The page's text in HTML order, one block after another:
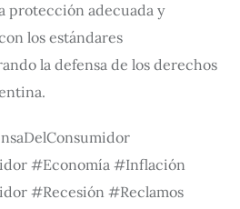
protección adecuada y
los estándares
la defensa de los derechos
#Economía #Inflación
#Recesión #Reclamos